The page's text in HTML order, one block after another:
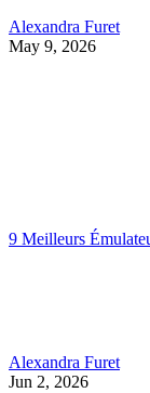
Alexandra Furet
May 9, 2026
9 Meilleurs
Alexandra Furet
Jun 2, 2026